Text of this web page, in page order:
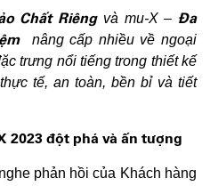
Chất Riêngvà mu-X – Đa
nâng cấp nhiều về ngoại
trưng nổi tiếng trong thiết kế
tế, an toàn, bền bỉ và tiết
2023 đột phá và ấn tượng
phản hồi của Khách hàng